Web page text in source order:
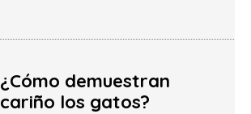
¿Cómo demuestran
cariño los gatos?